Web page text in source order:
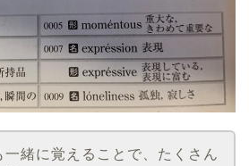
一緒に覚えることで、たくさん